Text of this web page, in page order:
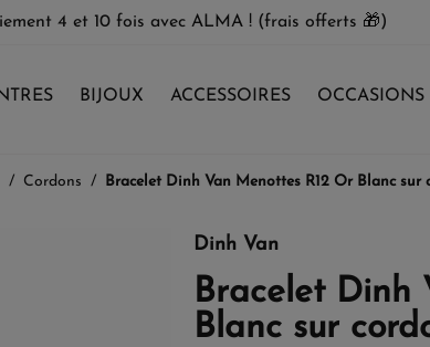
4 et 10 fois avec ALMA ! (frais offerts 🎁)
BIJOUX ACCESSOIRES OCCASIONS
Cordons Bracelet Dinh Van Menottes R12 Or Blanc sur
Dinh Van
Bracelet Dinh
Blanc sur